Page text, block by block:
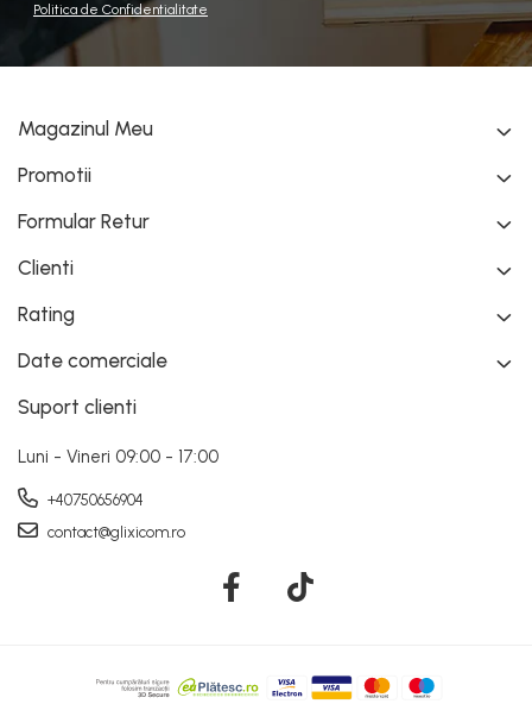
Politica de Confidentialitate
Magazinul Meu
Promotii
Formular Retur
Clienti
Rating
Date comerciale
Suport clienti
Luni - Vineri 09:00 - 17:00
+40750656904
contact@glixicom.ro